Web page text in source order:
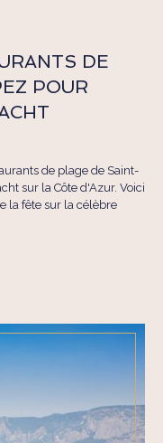
DE
POUR
de plage de Saint-
sur la Côte d'Azur. Voici
la fête sur la célèbre